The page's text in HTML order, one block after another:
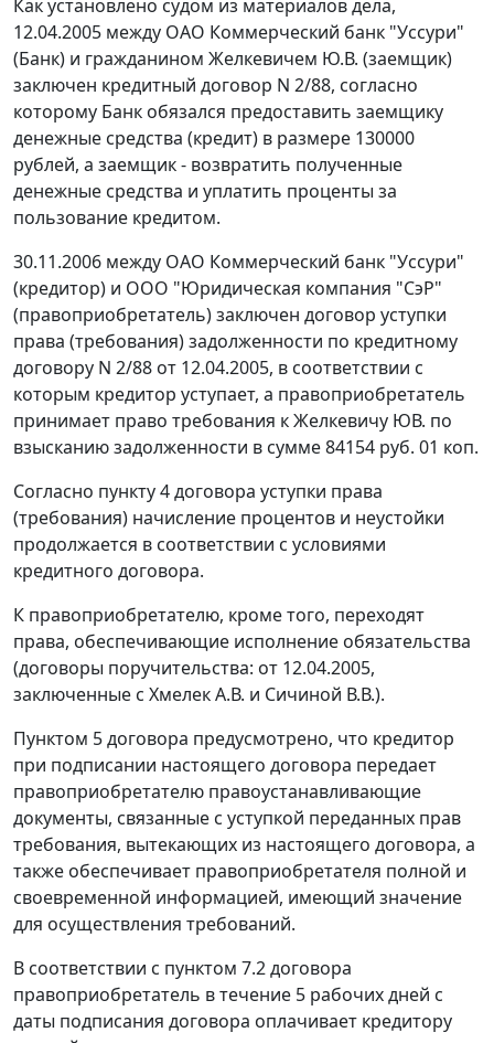
Как установлено судом из материалов дела,
12.04.2005 между ОАО Коммерческий банк "Уссури"
(Банк) и гражданином Желкевичем Ю.В. (заемщик)
заключен кредитный договор N 2/88, согласно
которому Банк обязался предоставить заемщику
денежные средства (кредит) в размере 130000
рублей, а заемщик - возвратить полученные
денежные средства и уплатить проценты за
пользование кредитом.
30.11.2006 между ОАО Коммерческий банк "Уссури"
(кредитор) и ООО "Юридическая компания "СэР"
(правоприобретатель) заключен договор уступки
права (требования) задолженности по кредитному
договору N 2/88 от 12.04.2005, в соответствии с
которым кредитор уступает, а правоприобретатель
принимает право требования к Желкевичу ЮВ. по
взысканию задолженности в сумме 84154 руб. 01 коп.
Согласно пункту 4 договора уступки права
(требования) начисление процентов и неустойки
продолжается в соответствии с условиями
кредитного договора.
К правоприобретателю, кроме того, переходят
права, обеспечивающие исполнение обязательства
(договоры поручительства: от 12.04.2005,
заключенные с Хмелек А.В. и Сичиной В.В.).
Пунктом 5 договора предусмотрено, что кредитор
при подписании настоящего договора передает
правоприобретателю правоустанавливающие
документы, связанные с уступкой переданных прав
требования, вытекающих из настоящего договора, а
также обеспечивает правоприобретателя полной и
своевременной информацией, имеющий значение
для осуществления требований.
В соответствии с пунктом 7.2 договора
правоприобретатель в течение 5 рабочих дней с
даты подписания договора оплачивает кредитору